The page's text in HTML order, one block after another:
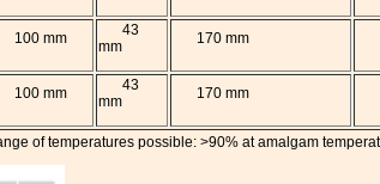
100 mm
43
mm
170 mm
100 mm
43
mm
170 mm
of temperatures possible: >90% at amalgam